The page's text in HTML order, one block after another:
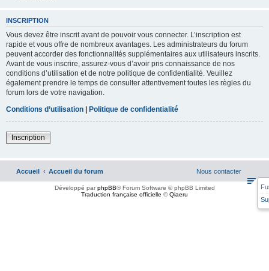
INSCRIPTION
Vous devez être inscrit avant de pouvoir vous connecter. L’inscription est
rapide et vous offre de nombreux avantages. Les administrateurs du forum
peuvent accorder des fonctionnalités supplémentaires aux utilisateurs inscrits.
Avant de vous inscrire, assurez-vous d’avoir pris connaissance de nos
conditions d’utilisation et de notre politique de confidentialité. Veuillez
également prendre le temps de consulter attentivement toutes les règles du
forum lors de votre navigation.
Conditions d’utilisation | Politique de confidentialité
Inscription
Accueil Accueil du forum Nous contacter
Développé parphpBB® Forum Software © phpBB Limited
Traduction française officielle ©Qiaeru